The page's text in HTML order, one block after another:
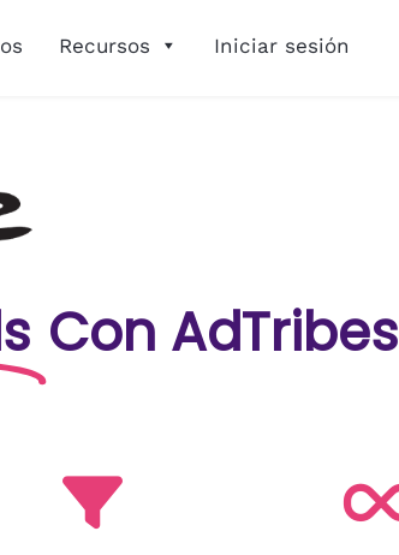
Recursos Iniciar sesión
Con AdTribes